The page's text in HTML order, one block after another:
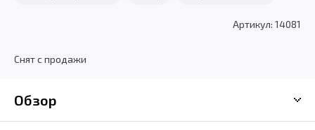
Артикул: 14081
Снят с продажи
Обзор